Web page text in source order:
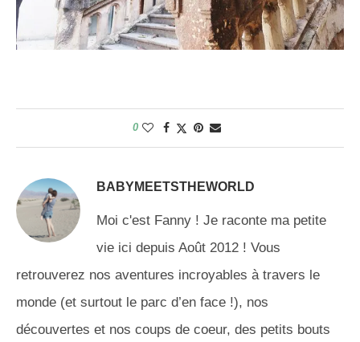
0
BABYMEETSTHEWORLD
Moi c'est Fanny ! Je raconte ma petite
vie ici depuis Août 2012 ! Vous
retrouverez nos aventures incroyables à travers le
monde (et surtout le parc d’en face !), nos
découvertes et nos coups de coeur, des petits bouts